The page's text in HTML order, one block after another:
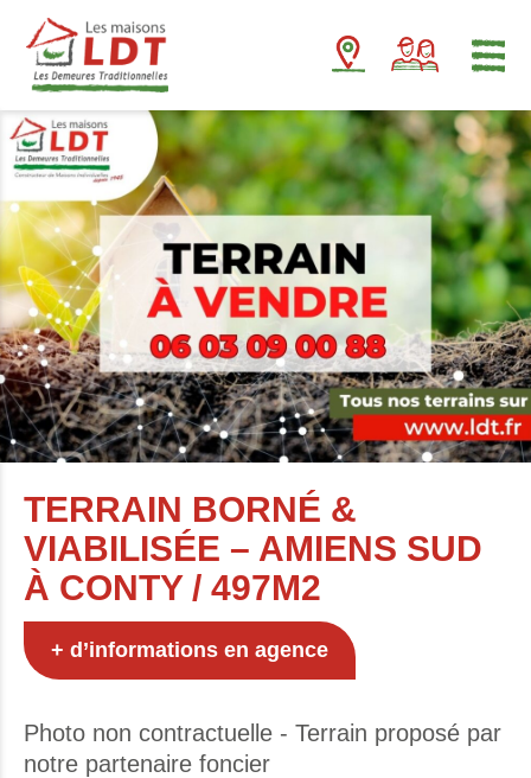
TERRAIN BORNÉ &
VIABILISÉE – AMIENS SUD
À CONTY / 497M2
+ d’informations en agence
Photo non contractuelle - Terrain proposé par
notre partenaire foncier